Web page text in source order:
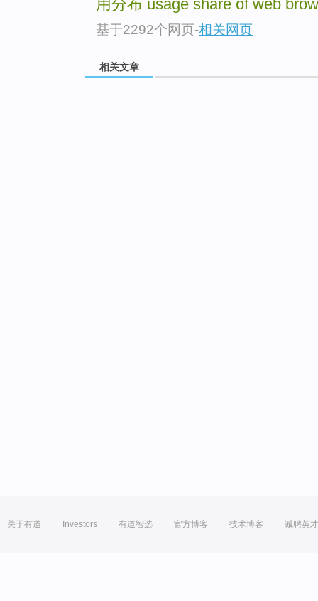
用分布 usage share of web
基于2292个网页-相关网页
相关文章
关于有道 Investors 有道智选 官方博客 技术博客 诚聘英才